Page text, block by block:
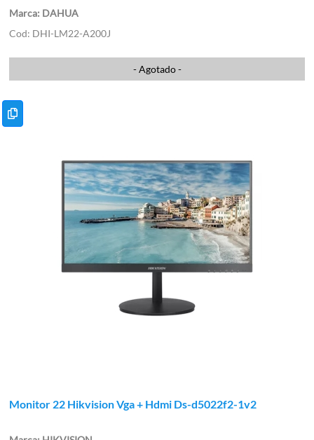
DAHUA
DHI-LM22-A200J
- Agotado -
Monitor 22 Hikvision Vga + Hdmi Ds-d5022f2-1v2